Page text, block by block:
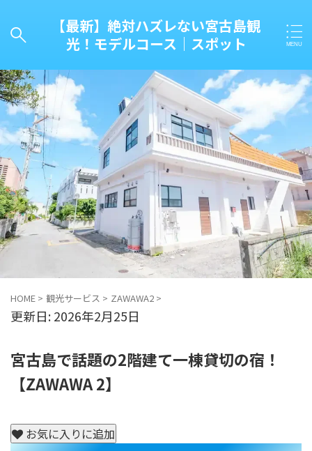
【最新】絶対ハズレない宮古島観
光！モデルコース｜スポット
キーワード
タグ一覧
カテゴリー一覧
新着情報
宮古島のタクシー市場 便利な使い方を解説
HOME > 観光サービス > ZAWAWA2 >
更新日: 2026年2月25日
宮古島で話題の2階建て一棟貸切の宿！
【ZAWAWA 2】
お気に入りに追加